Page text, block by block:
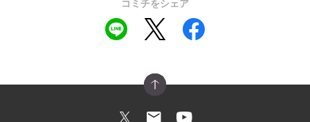
コミチをシェア